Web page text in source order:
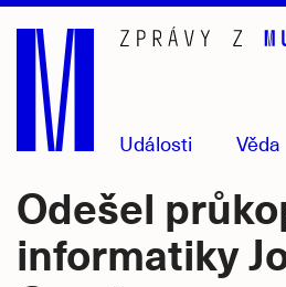
Přejít
hlavní
obsah
Události Věda
Odešel
informatiky